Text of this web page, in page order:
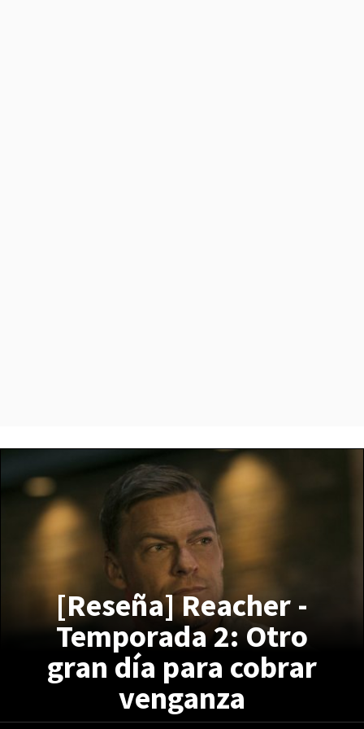
[Reseña] Reacher -
Temporada 2: Otro
gran día para cobrar
venganza